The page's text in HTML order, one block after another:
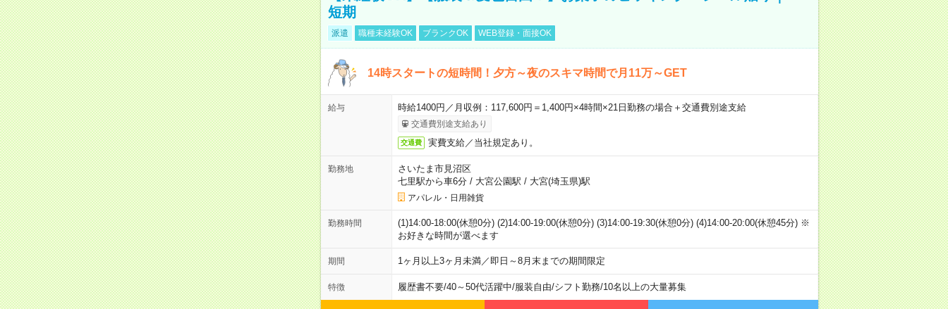
短期
派遣 職種未経験OK ブランクOK WEB登録・面接OK
14時スタートの短時間！夕方～夜のスキマ時間で月11万～GET
給与 時給1400円／月収例：117,600円＝1,400円×4時間×21日勤務の場合＋交通費別途支給
交通費別途支給あり
交通費 実費支給／当社規定あり。
勤務地
さいたま市見沼区
七里駅から車6分/ 大宮公園駅 / 大宮(埼玉県)駅
アパレル・日用雑貨
勤務時間
(1)14:00-18:00(休憩0分) (2)14:00-19:00(休憩0分) (3)14:00-19:30(休憩0分) (4)14:00-20:00(休憩45分) ※
お好きな時間が選べます
期間 1ヶ月以上3ヶ月未満／即日～8月末までの期間限定
特徴 履歴書不要/40～50代活躍中/服装自由/シフト勤務/10名以上の大量募集